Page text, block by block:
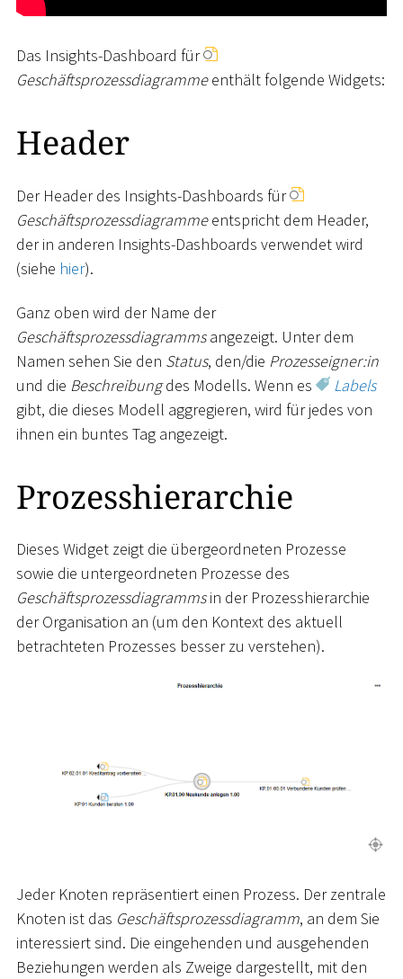
Das Insights-Dashboard für
Geschäftsprozessdiagrammeenthält folgende Widgets:
Header
Der Header des Insights-Dashboards für
Geschäftsprozessdiagrammeentspricht dem Header,
der in anderen Insights-Dashboards verwendet wird
(siehe hier).
Ganz oben wird der Name der
Geschäftsprozessdiagrammsangezeigt. Unter dem
Namen sehen Sie den Status, den/die Prozesseigner:in
und die Beschreibungdes Modells. Wenn es
Labels
gibt, die dieses Modell aggregieren, wird für jedes von
ihnen ein buntes Tag angezeigt.
Prozesshierarchie
Dieses Widget zeigt die übergeordneten Prozesse
sowie die untergeordneten Prozesse des
Geschäftsprozessdiagrammsin der Prozesshierarchie
der Organisation an (um den Kontext des aktuell
betrachteten Prozesses besser zu verstehen).
Jeder Knoten repräsentiert einen Prozess. Der zentrale
Knoten ist das Geschäftsprozessdiagramm, an dem Sie
interessiert sind. Die eingehenden und ausgehenden
Beziehungen werden als Zweige dargestellt, mit den